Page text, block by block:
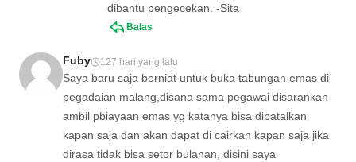
dibantu pengecekan. -Sita
Balas
Fuby 127 hari yang lalu
Saya baru saja berniat untuk buka tabungan emas di
pegadaian malang,disana sama pegawai disarankan
ambil pbiayaan emas yg katanya bisa dibatalkan
kapan saja dan akan dapat di cairkan kapan saja jika
dirasa tidak bisa setor bulanan, disini saya